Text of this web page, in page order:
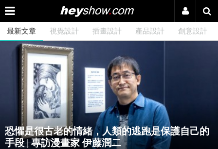
最新文章 視覺設計 插畫設計 產品設計 創意設計
恐懼是很古老的情緒，人類的逃跑是保護自己的
手段 | 專訪漫畫家 伊藤潤二